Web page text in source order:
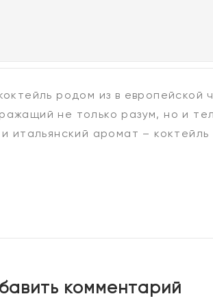
родом из в европейской
не только разум, но и
итальянский аромат –
комментарий